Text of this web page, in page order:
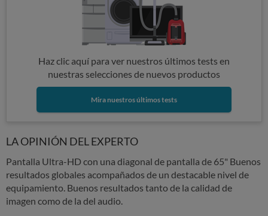
Haz clic aquí para ver nuestros últimos tests en
nuestras selecciones de nuevos productos
Mira nuestros últimos tests
LA OPINIÓN DEL EXPERTO
Pantalla Ultra-HD con una diagonal de pantalla de 65" Buenos
resultados globales acompañados de un destacable nivel de
equipamiento. Buenos resultados tanto de la calidad de
imagen como de la del audio.